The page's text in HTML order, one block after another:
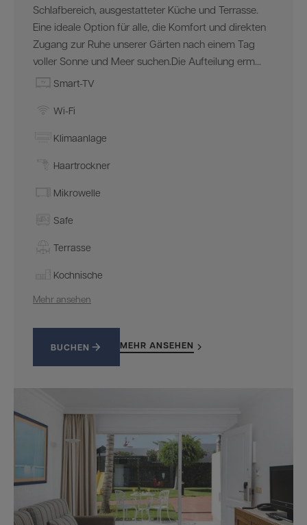
Schlafbereich, ausgestatteter Küche und Terrasse.
Eine ideale Option für alle, die Komfort und direkten
Zugang zur Ruhe unserer Gärten nach einem Tag
voller Sonne und Meer suchen.Die Aufteilung erm...
Smart-TV
Wi-Fi
Klimaanlage
Haartrockner
Mikrowelle
Safe
Terrasse
Kochnische
Mehr ansehen
BUCHEN MEHR ANSEHEN